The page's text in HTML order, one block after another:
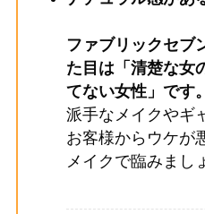
ファブリックセブ
た目は「清楚な女
てない女性」 です。
派手なメイクやギ
お客様からウケが
メイクで臨みまし